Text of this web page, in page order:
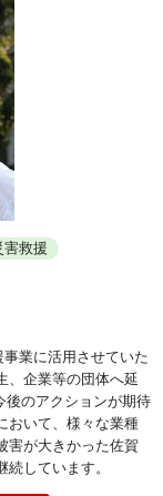
害救援
業に活用させていた
、企業等の団体へ延
後のアクションが期待
おいて、様々な業種
害が大きかった佐賀
しています。